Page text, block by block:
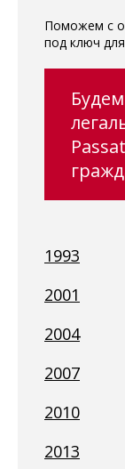
Поможем с
под ключ
1993
2001
2004
2007
2010
2013